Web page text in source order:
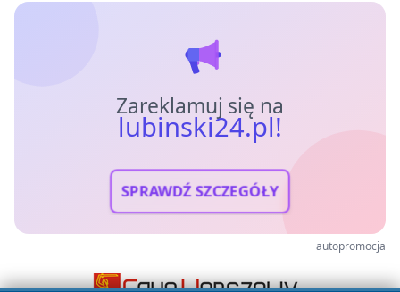
Zareklamuj się na
lubinski24.pl!
SPRAWDŹ SZCZEGÓŁY
autopromocja